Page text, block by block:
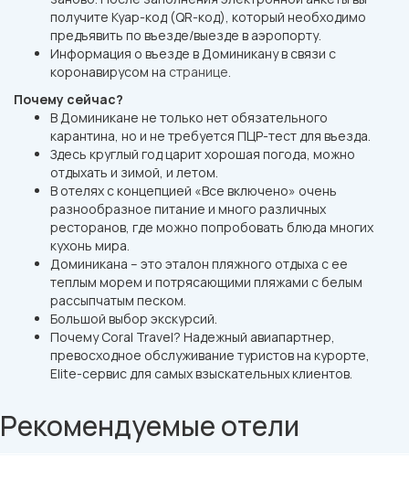
получите Куар-код (QR-код), который необходимо
предъявить по въезде/выезде в аэропорту.
Информация о въезде в Доминикану в связи с
коронавирусом на странице.
Почему сейчас?
В Доминикане не только нет обязательного
карантина, но и не требуется ПЦР-тест для въезда.
Здесь круглый год царит хорошая погода, можно
отдыхать и зимой, и летом.
В отелях с концепцией «Все включено» очень
разнообразное питание и много различных
ресторанов, где можно попробовать блюда многих
кухонь мира.
Доминикана – это эталон пляжного отдыха с ее
теплым морем и потрясающими пляжами с белым
рассыпчатым песком.
Большой выбор экскурсий.
Почему Coral Travel? Надежный авиапартнер,
превосходное обслуживание туристов на курорте,
Elite-сервис для самых взыскательных клиентов.
Рекомендуемые отели